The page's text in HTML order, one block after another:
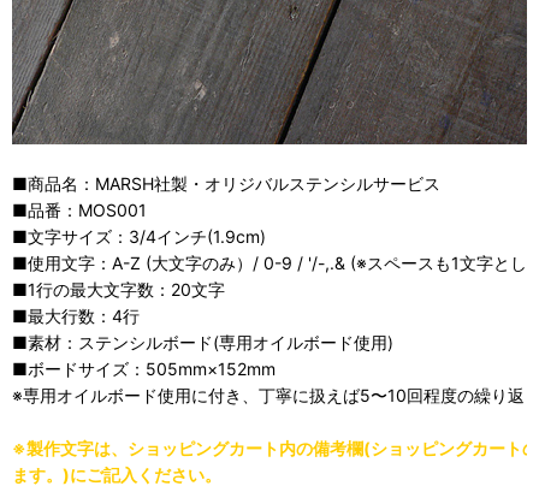
■商品名：MARSH社製・オリジバルステンシルサービス
■品番：MOS001
■文字サイズ：3/4インチ(1.9cm)
■使用文字：A-Z (大文字のみ）/ 0-9 / '/-,.& (※スペースも1文字とし
■1行の最大文字数：20文字
■最大行数：4行
■素材：ステンシルボード(専用オイルボード使用)
■ボードサイズ：505mm×152mm
※専用オイルボード使用に付き、丁寧に扱えば5〜10回程度の繰り返
※製作文字は、ショッピングカート内の備考欄(ショッピングカート
ます。)にご記入ください。